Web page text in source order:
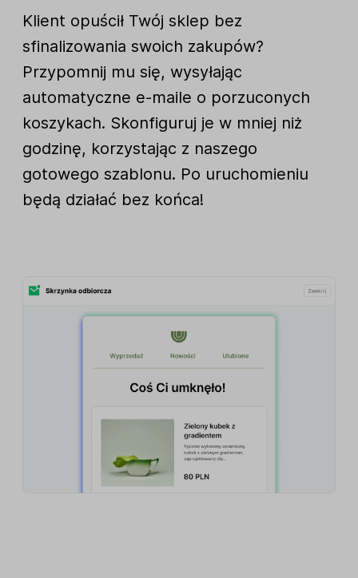
Klient opuścił Twój sklep bez
sfinalizowania swoich zakupów?
Przypomnij mu się, wysyłając
automatyczne e-maile o porzuconych
koszykach. Skonfiguruj je w mniej niż
godzinę, korzystając z naszego
gotowego szablonu. Po uruchomieniu
będą działać bez końca!